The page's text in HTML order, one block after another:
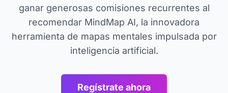
ganar generosas comisiones recurrentes al
recomendar MindMap AI, la innovadora
herramienta de mapas mentales impulsada por
inteligencia artificial.
Regístrate ahora